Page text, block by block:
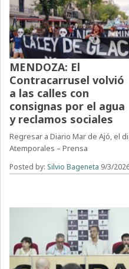
MENDOZA: El
Contracarrusel volvió
a las calles con
consignas por el agua
y reclamos sociales
Regresar a Diario Mar de Ajó, el
Atemporales – Prensa
Posted by: Silvio Bageneta 9/3/